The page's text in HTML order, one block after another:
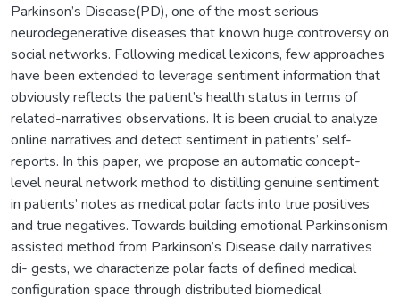
Parkinson’s Disease(PD), one of the most serious
neurodegenerative diseases that known huge controversy on
social networks. Following medical lexicons, few approaches
have been extended to leverage sentiment information that
obviously reflects the patient’s health status in terms of
related-narratives observations. It is been crucial to analyze
online narratives and detect sentiment in patients’ self-
reports. In this paper, we propose an automatic concept-
level neural network method to distilling genuine sentiment
in patients’ notes as medical polar facts into true positives
and true negatives. Towards building emotional Parkinsonism
assisted method from Parkinson’s Disease daily narratives
di- gests, we characterize polar facts of defined medical
configuration space through distributed biomedical